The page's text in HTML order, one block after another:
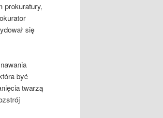
prokuratury,
się
być
twarzą